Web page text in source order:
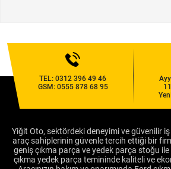
TEL:0312 396 49 46
GSM: 0555 878 68 95
Yiğit Oto, sektördeki deneyimi ve güvenilir iş
araç sahiplerinin güvenle tercih ettiği bir
geniş çıkma parça ve yedek parça stoğu
çıkma yedek parça temininde kaliteli ve